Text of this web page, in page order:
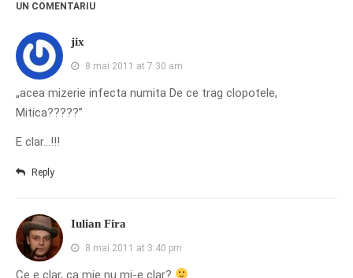
UN COMENTARIU
jix
8 mai 2011 at 7:30 am
„acea mizerie infecta numita De ce trag clopotele,
Mitica?????”
E clar…!!!
Reply
Iulian Fira
8 mai 2011 at 3:40 pm
Ce e clar, ca mie nu mi-e clar?